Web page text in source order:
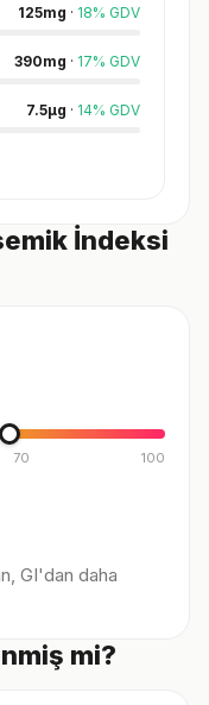
125mg · 18% GDV
390mg · 17% GDV
7.5µg · 14% GDV
İndeksi
70 100
GI'dan daha
mi?